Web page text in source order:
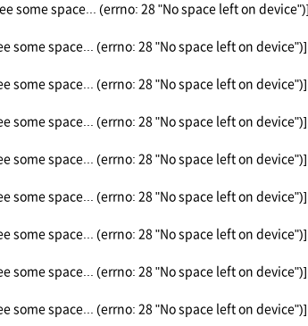
some space... (errno: 28 "No space left on
some space... (errno: 28 "No space left on device")]
some space... (errno: 28 "No space left on device")]
some space... (errno: 28 "No space left on device")]
some space... (errno: 28 "No space left on device")]
some space... (errno: 28 "No space left on device")]
some space... (errno: 28 "No space left on device")]
some space... (errno: 28 "No space left on device")]
some space... (errno: 28 "No space left on device")]